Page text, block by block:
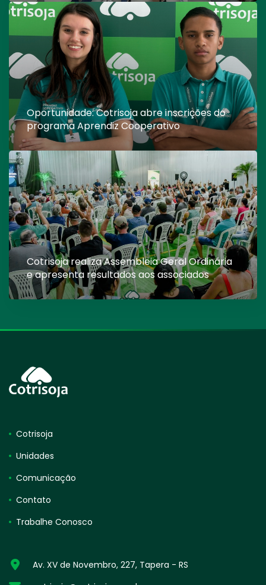
Oportunidade: Cotrisoja abre inscrições do
programa Aprendiz Cooperativo
Cotrisoja realiza Assembleia Geral Ordinária
e apresenta resultados aos associados
Cotrisoja
Unidades
Comunicação
Contato
Trabalhe Conosco
Av. XV de Novembro, 227, Tapera - RS